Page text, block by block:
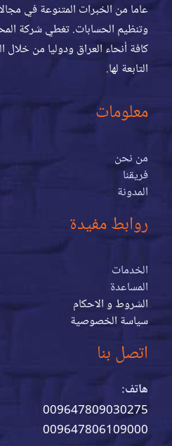
عاما من الخبرات المتنوعة في
وتنظيم الحسابات. تغطي شركة
كافة أنحاء العراق ودوليا من خلال
التابعة لها.
معلومات
من نحن
فريقنا
المدونة
روابط مفيدة
الخدمات
المساعدة
الشروط و الاحكام
سياسة الخصوصية
اتصل بنا
هاتف:
009647809030275
009647806109000